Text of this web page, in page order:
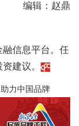
编辑：赵鼎
信息平台。任
建议。
力中国品牌